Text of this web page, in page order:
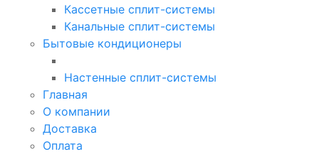
Кассетные сплит-системы
Канальные сплит-системы
Бытовые кондиционеры
Настенные сплит-системы
Главная
О компании
Доставка
Оплата